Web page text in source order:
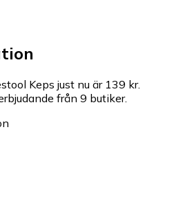
Keps just nu är 139 kr.
från 9 butiker.